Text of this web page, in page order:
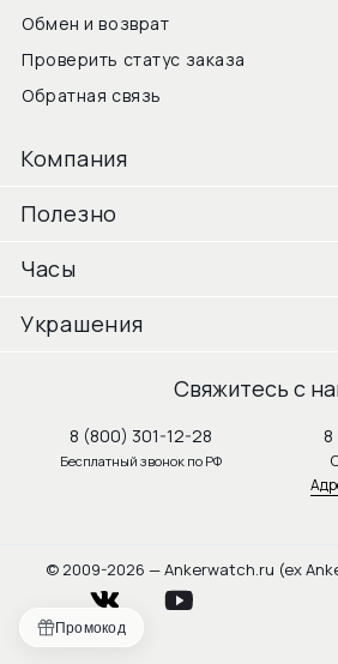
Промокод
Обмен и возврат
Проверить статус заказа
Обратная связь
Компания
Полезно
Часы
Украшения
Свяжитесь с
8 (800) 301-12-28
Бесплатный звонок по РФ
8
© 2009-2026 — Ankerwatch.ru (ex
vkontakte youtube